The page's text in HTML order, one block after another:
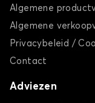
Algemene
Algemene
Privacybeleid /
Contact
Adviezen